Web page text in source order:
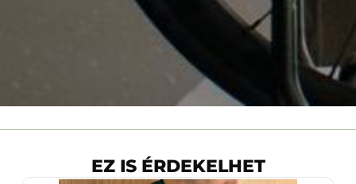
EZ IS ÉRDEKELHET